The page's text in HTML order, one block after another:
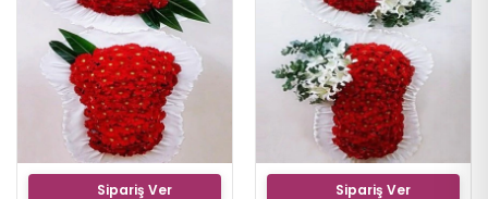
Sipariş Ver Sipariş Ver